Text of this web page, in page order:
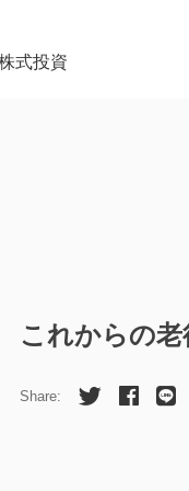
式投資
これからの
Share: